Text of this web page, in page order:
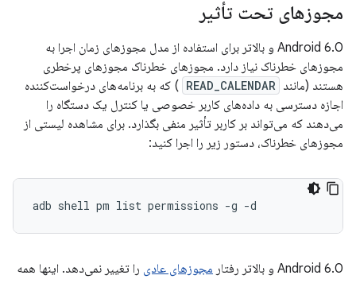
مجوزهای تحت تأثیر
Android 6.0 و بالاتر برای استفاده از مدل مجوزهای زمان اجرا به
مجوزهای خطرناک نیاز دارد. مجوزهای خطرناک مجوزهای پرخطری
هستند (مانند READ_CALENDAR ) که به برنامه‌های درخواست‌کننده
اجازه دسترسی به داده‌های کاربر خصوصی یا کنترل یک دستگاه را
می‌دهند که می‌تواند بر کاربر تأثیر منفی بگذارد. برای مشاهده لیستی از
مجوزهای خطرناک، دستور زیر را اجرا کنید:
adb shell pm list permissions -g -d
Android 6.0 و بالاتر رفتار مجوزهای عادی را تغییر نمی‌دهد. اینها همه